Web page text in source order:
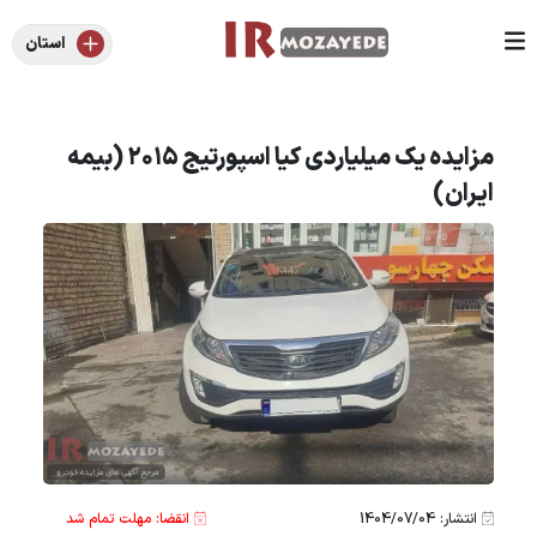
استان
مزایده یک میلیاردی کیا اسپورتیج ۲۰۱۵ (بیمه
ایران)
انتشار: 1404/07/04 انقضا: مهلت تمام شد